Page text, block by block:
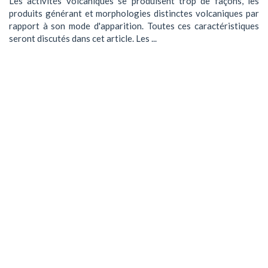
produits générant et morphologies distinctes volcaniques par
rapport à son mode d'apparition. Toutes ces caractéristiques
seront discutés dans cet article. Les ...